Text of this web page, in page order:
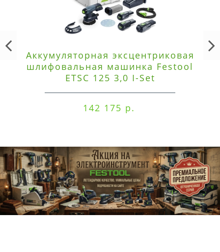
Аккумуляторная эксцентриковая
шлифовальная машинка Festool
ETSC 125 3,0 I-Set
142 175 р.